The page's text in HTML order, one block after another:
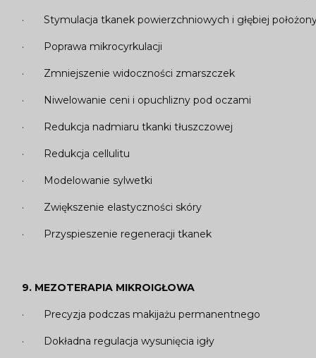
· Stymulacja tkanek powierzchniowych i głębiej
· Poprawa mikrocyrkulacji
· Zmniejszenie widoczności zmarszczek
· Niwelowanie ceni i opuchlizny pod oczami
· Redukcja nadmiaru tkanki tłuszczowej
· Redukcja cellulitu
· Modelowanie sylwetki
· Zwiększenie elastyczności skóry
· Przyspieszenie regeneracji tkanek
9. MEZOTERAPIA MIKROIGŁOWA
· Precyzja podczas makijażu permanentnego
· Dokładna regulacja wysunięcia igły